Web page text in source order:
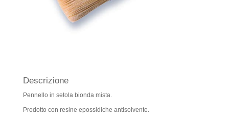
Descrizione
Pennello in setola bionda mista.
Prodotto con resine epossidiche antisolvente.